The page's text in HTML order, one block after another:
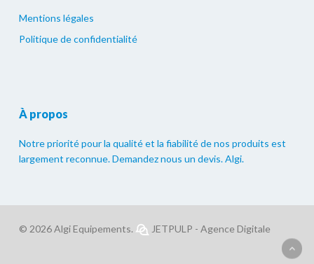
Mentions légales
Politique de confidentialité
À propos
Notre priorité pour la qualité et la fiabilité de nos produits est
largement reconnue. Demandez nous un devis. Algi.
© 2026 Algi Equipements. JETPULP - Agence Digitale